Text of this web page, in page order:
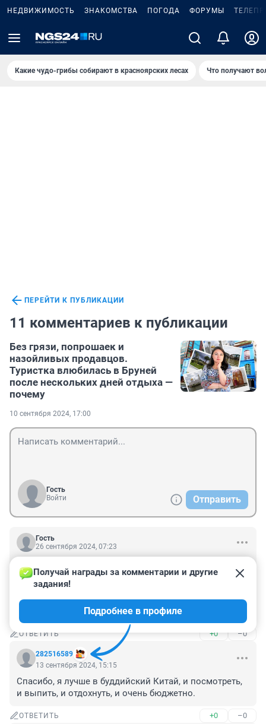
НЕДВИЖИМОСТЬ ЗНАКОМСТВА ПОГОДА ФОРУМЫ
Какие чудо-грибы собирают в красноярских лесах Что получают
ПЕРЕЙТИ К ПУБЛИКАЦИИ
11 комментариев к публикации
Без грязи, попрошаек и
назойливых продавцов.
Туристка влюбилась в Бруней
после нескольких дней отдыха —
почему
10 сентября 2024, 17:00
Гость
Войти
Отправить
Гость
26 сентября 2024, 07:23
на прозападных соседей ,чтобы вернуть исконно
свои земли и восстановить справедливость? Зачем
тратить деньги на население, когда можно все в
оборону вложить?? Дикари какиито
ОТВЕТИТЬ +0 –0
282516589
Получай награды за комментарии и другие
задания!
Подробнее в профиле
13 сентября 2024, 15:15
Спасибо, я лучше в буддийский Китай, и посмотреть,
и выпить, и отдохнуть, и очень бюджетно.
ОТВЕТИТЬ +0 –0